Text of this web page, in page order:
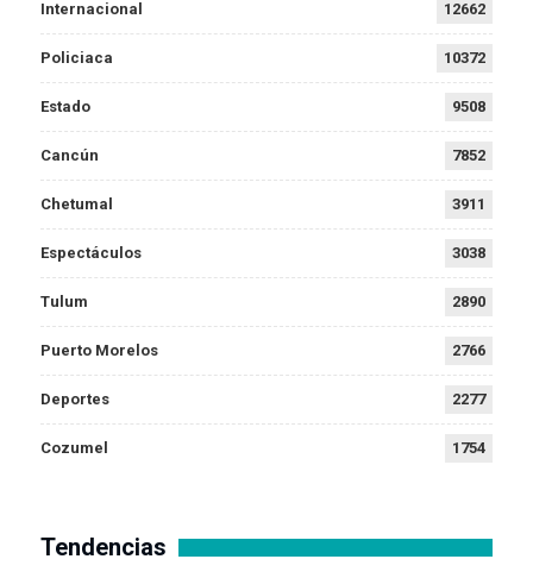
Internacional 12662
Policiaca 10372
Estado 9508
Cancún 7852
Chetumal 3911
Espectáculos 3038
Tulum 2890
Puerto Morelos 2766
Deportes 2277
Cozumel 1754
Tendencias